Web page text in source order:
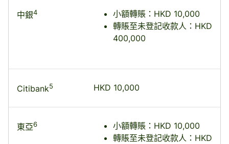
中銀4
小額轉賬：HKD 10,000
轉賬至未登記收款人：HKD
400,000
Citibank5 HKD 10,000
東亞6
小額轉賬：HKD 10,000
轉賬至未登記收款人：HKD